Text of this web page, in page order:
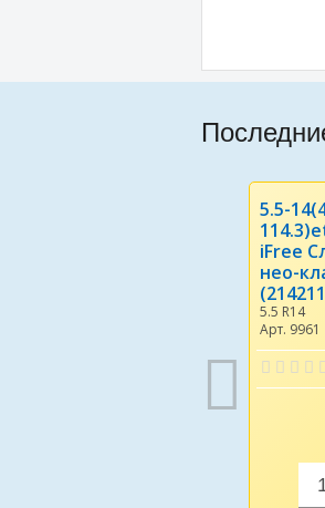
5.5-
iFree
нео-
5.5 R14
Арт. 9961